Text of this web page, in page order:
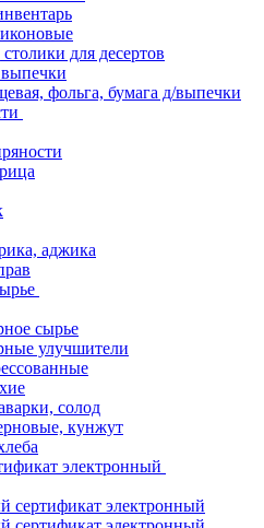
для десертов
фольга, бумага д/выпечки
аджика
сырье
улучшители
солод
кунжут
электронный
сертификат электронный